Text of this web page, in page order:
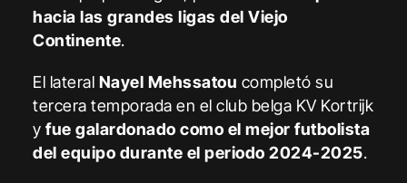
hacia las grandes ligas del Viejo
Continente.
El lateral Nayel Mehssatou completó su
tercera temporada en el club belga KV Kortrijk
y fue galardonado como el mejor futbolista
del equipo durante el periodo 2024-2025.